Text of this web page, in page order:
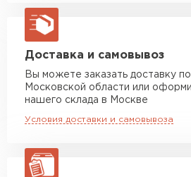
Машина до 20 тн до 80 м3
макс. длина груза 13,5 м
Манипулятор до 5 тн
Манипулятор до 10 тн
макс. длина груза 8 м
макс. длина груза 13,5 м
Доставка и самовывоз
Вы можете заказать доставку
Московской области или
нашего склада в Москве
Условия доставки и самовывоза